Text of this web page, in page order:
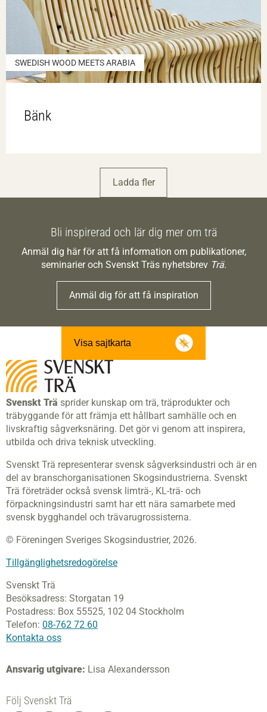
SWEDISH WOOD MEETS ARABIA
Bänk
Ladda fler
Bli inspirerad och lär dig mer om trä
Anmäl dig här för att få information om publikationer,
seminarier och Svenskt Träs nyhetsbrev Trä.
Anmäl dig för att få inspiration
Visa sajtkarta
Svenskt Trä sprider kunskap om trä, träprodukter och
träbyggande för att främja ett hållbart samhälle och en
livskraftig sågverksnäring. Det gör vi genom att inspirera,
utbilda och driva teknisk utveckling.
Svenskt Trä representerar svensk sågverksindustri och är en
del av branschorganisationen Skogsindustrierna. Svenskt
Trä företräder också svensk limträ-, KL-trä- och
förpackningsindustri samt har ett nära samarbete med
svensk bygghandel och trävarugrossisterna.
© Föreningen Sveriges Skogsindustrier, 2026.
Tillgänglighetsredogörelse
Svenskt Trä
Besöksadress: Storgatan 19
Postadress: Box 55525, 102 04 Stockholm
Telefon: 08-762 72 60
Kontakta oss
Ansvarig utgivare: Lisa Alexandersson
Följ Svenskt Trä